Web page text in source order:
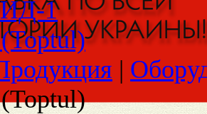
ИД-1
|
(Toptul)